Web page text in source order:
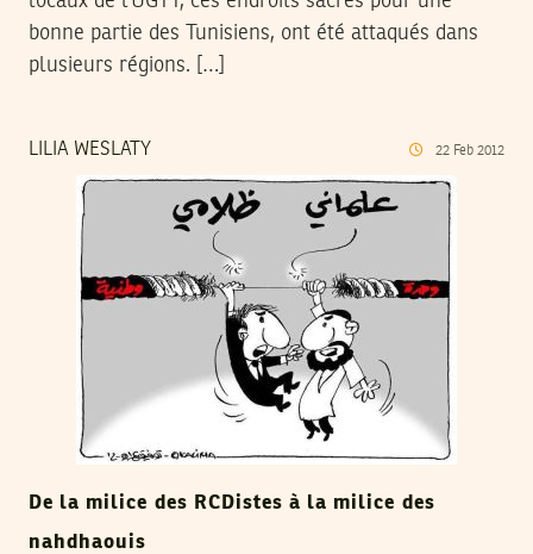
bonne partie des Tunisiens, ont été attaqués dans
plusieurs régions. […]
LILIA WESLATY 22 Feb 2012
De la milice des RCDistes à la milice des
nahdhaouis